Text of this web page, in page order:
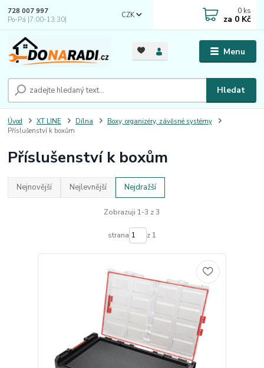
Menu
CZK
Hledat
728 007 997
Po-Pá |7:00-13:30|
0 ks
za 0 Kč
Úvod XT LINE Dílna
Boxy, organizéry, závěsné systémy
Příslušenství k boxům
Příslušenství k boxům
Nejnovější Nejlevnější Nejdražší
Zobrazuji 1-3 z 3
strana z 1